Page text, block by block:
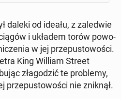
daleki od ideału, z za­le­d­wie
i układem torów po­wo­
w jej prze­pu­sto­wo­ści.
King William Street
zła­go­dzić te pro­ble­my,
prze­pu­sto­wo­ści nie zniknął.